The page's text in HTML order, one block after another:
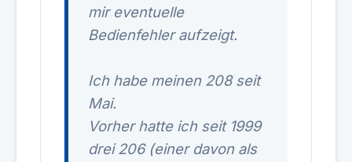
mir eventuelle
Bedienfehler aufzeigt.
Ich habe meinen 208 seit
Mai.
Vorher hatte ich seit 1999
drei 206 (einer davon als